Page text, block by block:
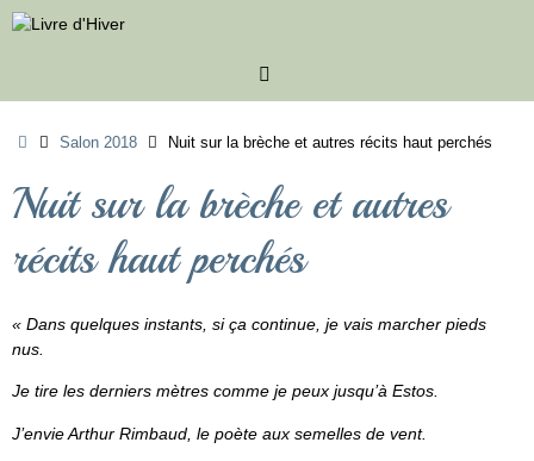
Passer
au
AccueilSalon 2018 Nuit sur la brèche et autres récits haut perchés
Nuit sur la brèche et autres
récits haut perchés
« Dans quelques instants, si ça continue, je vais marcher pieds
nus.
Je tire les derniers mètres comme je peux jusqu’à Estos.
J’envie Arthur Rimbaud, le poète aux semelles de vent.